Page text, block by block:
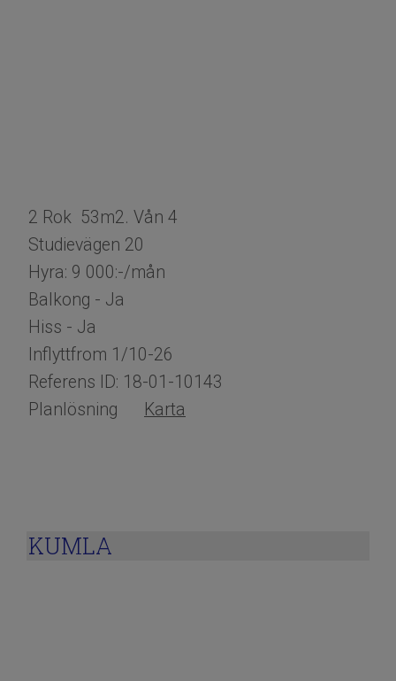
2 Rok 53m2. Vån 4
Studievägen 20
Hyra: 9 000:-/mån
Balkong - Ja
Hiss - Ja
Inflyttfrom 1/10-26
Referens ID: 18-01-10143
Planlösning
Karta
KUMLA